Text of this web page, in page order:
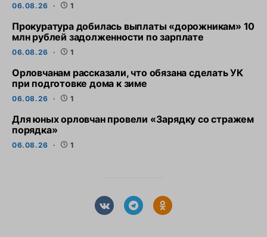
06.08.26 1
Прокуратура добилась выплаты «дорожникам» 10
млн рублей задолженности по зарплате
06.08.26 1
Орловчанам рассказали, что обязана сделать УК
при подготовке дома к зиме
06.08.26 1
Для юных орловчан провели «Зарядку со стражем
порядка»
06.08.26 1